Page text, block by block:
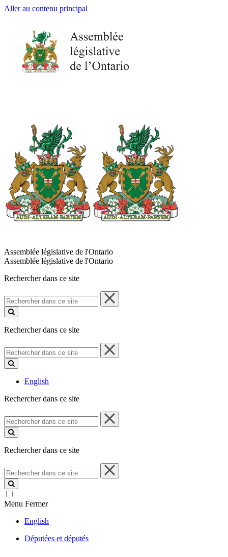
Aller au contenu principal
Assemblée législative de l'Ontario
Assemblée législative de l'Ontario
Rechercher dans ce site
Rechercher
dans
ce
Rechercher dans ce site
Rechercher
dans
ce
English
Rechercher dans ce site
Rechercher
dans
ce
Rechercher dans ce site
Rechercher
dans
ce
site
Menu Fermer
English
Députées et députés